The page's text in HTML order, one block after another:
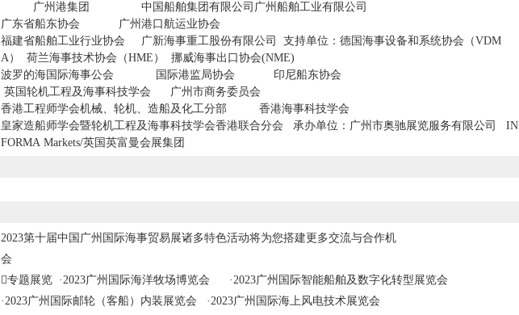
广州港集团 中国船舶集团有限公司广州船舶工业有限公司
广东省船东协会 广州港口航运业协会
福建省船舶工业行业协会 广新海事重工股份有限公司 支持单位：德国海事设备和系统协会（VDM
A） 荷兰海事技术协会（HME） 挪威海事出口协会(NME)
波罗的海国际海事公会 国际港监局协会 印尼船东协会
英国轮机工程及海事科技学会 广州市商务委员会
香港工程师学会机械、轮机、造船及化工分部 香港海事科技学会
皇家造船师学会暨轮机工程及海事科技学会香港联合分会 承办单位：广州市奥驰展览服务有限公司 IN
FORMA Markets/英国英富曼会展集团
2023第十届中国广州国际海事贸易展诸多特色活动将为您搭建更多交流与合作机
会
专题展览 ·2023广州国际海洋牧场博览会 ·2023广州国际智能船舶及数字化转型展览会
·2023广州国际邮轮（客船）内装展览会 ·2023广州国际海上风电技术展览会